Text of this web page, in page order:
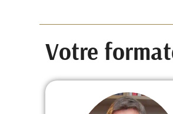
Votre